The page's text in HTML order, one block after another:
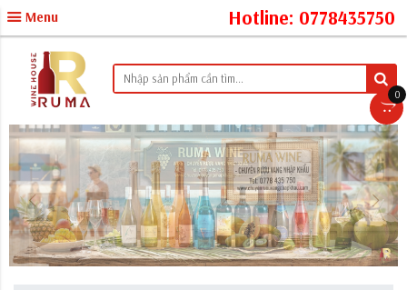
Menu Hotline: 0778435750
0